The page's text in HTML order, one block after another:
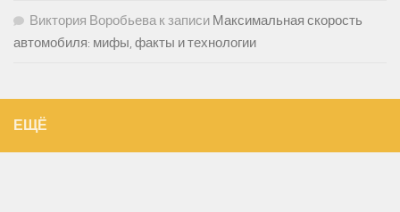
Виктория Воробьевак записи Максимальная скорость
автомобиля: мифы, факты и технологии
ЕЩЁ